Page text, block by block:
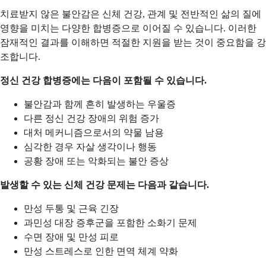
치료받지 않은 불안감은 신체 건강, 관계 및 전반적인 삶의 질에
영향을 미치는 다양한 합병증으로 이어질 수 있습니다. 이러한
잠재적인 결과를 이해하면 적절한 지원을 받는 것이 중요함을 강
조합니다.
정신 건강 합병증에는 다음이 포함될 수 있습니다.
불안감과 함께 흔히 발생하는 우울증
다른 정신 건강 장애의 위험 증가
대처 메커니즘으로서의 약물 남용
심각한 경우 자살 생각이나 행동
공황 장애 또는 악화되는 불안 증상
발생할 수 있는 신체 건강 문제는 다음과 같습니다.
만성 두통 및 근육 긴장
과민성 대장 증후군을 포함한 소화기 문제
수면 장애 및 만성 피로
만성 스트레스로 인한 면역 체계 약화